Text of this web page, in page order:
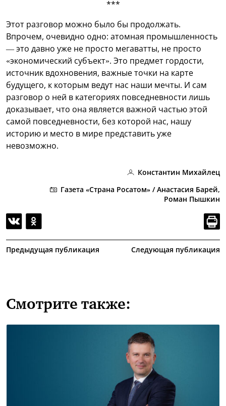
***
Этот разговор можно было бы продолжать.
Впрочем, очевидно одно: атомная промышленность
— это давно уже не просто мегаватты, не просто
«экономический субъект». Это предмет гордости,
источник вдохновения, важные точки на карте
будущего, к которым ведут нас наши мечты. И сам
разговор о ней в категориях повседневности лишь
доказывает, что она является важной частью этой
самой повседневности, без которой нас, нашу
историю и место в мире представить уже
невозможно.
Константин Михайлец
Газета «Страна Росатом» / Анастасия Барей,
Роман Пышкин
Предыдущая публикация Следующая публикация
Смотрите также: